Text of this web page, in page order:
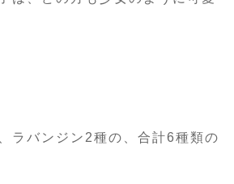
ラバンジン2種の、合計6種類の